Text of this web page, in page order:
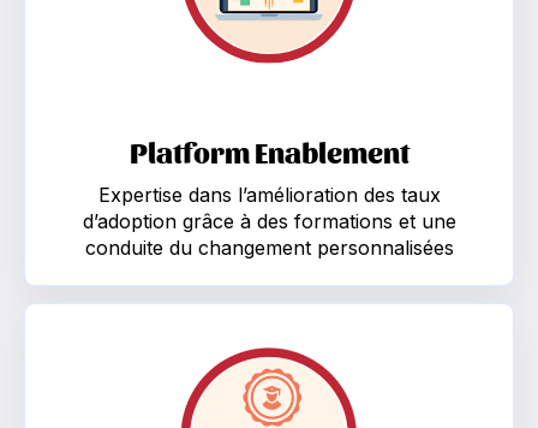
Platform Enablement
Expertise dans l’amélioration des taux
d’adoption grâce à des formations et une
conduite du changement personnalisées
Certified Trainer Formateur certifié sur l'expertise